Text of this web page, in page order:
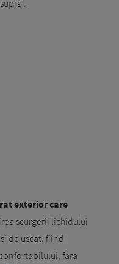
exterior care
scurgerii lichidului
de uscat, fiind
fara